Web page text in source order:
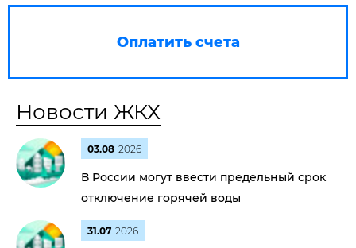
Оплатить счета
Новости ЖКХ
03.08 2026
В России могут ввести предельный срок
отключение горячей воды
31.07 2026